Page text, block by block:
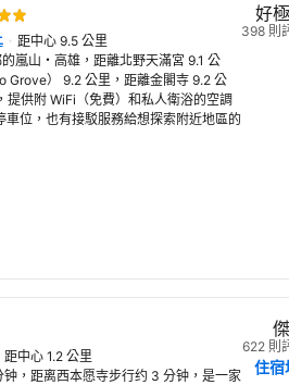
距中心 9.5 公里
嵐山・高雄，距離北野天滿宮 9.1 公
Grove） 9.2 公里，距離金閣寺 9.2 公
提供附 WiFi（免費）和私人衛浴的空調
位，也有接駁服務給想探索附近地區的
好
398 則
距中心 1.2 公里
，距离西本愿寺步行约 3 分钟，是一家
622 則
住宿